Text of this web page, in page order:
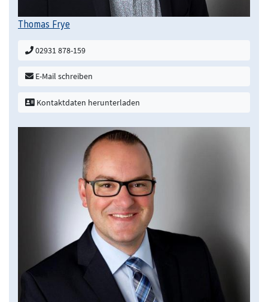
Thomas Frye
02931 878-159
E-Mail schreiben
Kontaktdaten herunterladen